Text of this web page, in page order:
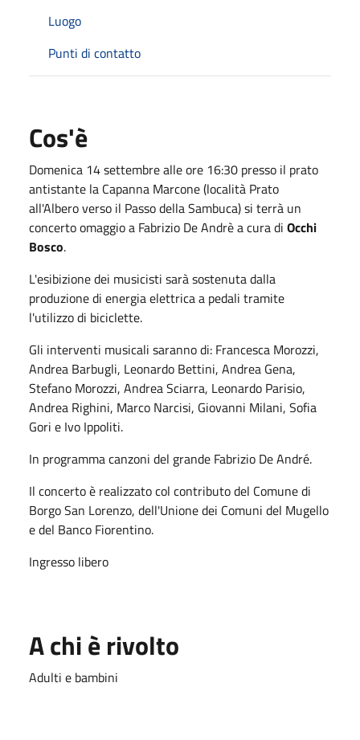
Luogo
Punti di contatto
Cos'è
Domenica 14 settembre alle ore 16:30 presso il prato
antistante la Capanna Marcone (località Prato
all'Albero verso il Passo della Sambuca) si terrà un
concerto omaggio a Fabrizio De Andrè a cura di Occhi
Bosco.
L'esibizione dei musicisti sarà sostenuta dalla
produzione di energia elettrica a pedali tramite
l'utilizzo di biciclette.
Gli interventi musicali saranno di: Francesca Morozzi,
Andrea Barbugli, Leonardo Bettini, Andrea Gena,
Stefano Morozzi, Andrea Sciarra, Leonardo Parisio,
Andrea Righini, Marco Narcisi, Giovanni Milani, Sofia
Gori e Ivo Ippoliti.
In programma canzoni del grande Fabrizio De André.
Il concerto è realizzato col contributo del Comune di
Borgo San Lorenzo, dell'Unione dei Comuni del Mugello
e del Banco Fiorentino.
Ingresso libero
A chi è rivolto
Adulti e bambini